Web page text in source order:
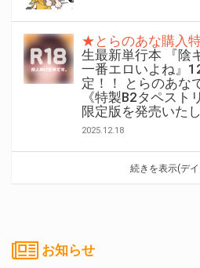
★とらのあな購入
生最新単行本 『陰
一番エロいよね』
定！！ とらのあな
《特製B2タペスト
限定版を発売いた
2025.12.18
続きを表示(デ
お知らせ